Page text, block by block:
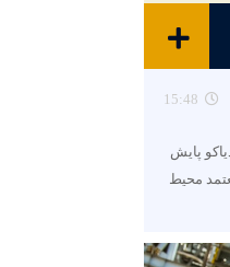
15:48
پایش
محیط